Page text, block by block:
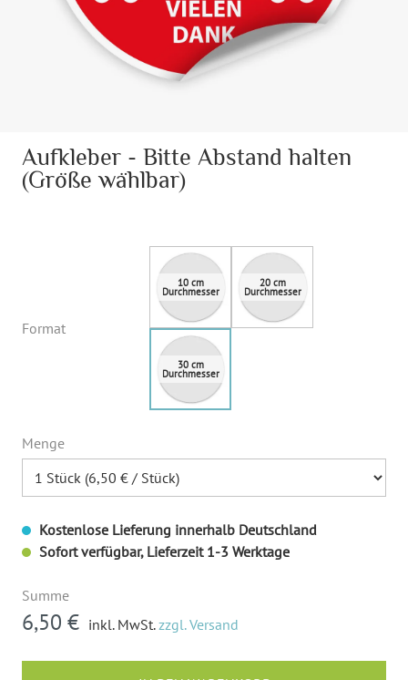
Aufkleber - Bitte Abstand halten
(Größe wählbar)
Format
Menge
Kostenlose Lieferung innerhalb Deutschland
Sofort verfügbar, Lieferzeit 1-3 Werktage
Summe
6,50 € inkl. MwSt.zzgl. Versand